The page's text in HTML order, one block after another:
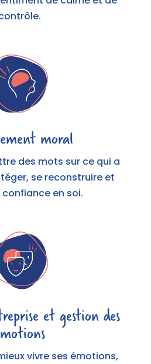
moral
des mots sur ce qui a
se reconstruire et
en soi.
et gestion des
vivre ses émotions,